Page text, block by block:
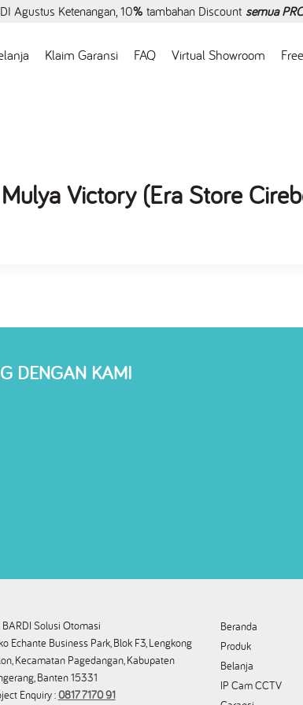
Agustus Ketenangan, 10% tambahan Discount semua
Klaim Garansi FAQ Virtual Showroom
Victory (Era Store
DENGAN KAMI
BARDI Solusi Otomasi
Echante Business Park, Blok F3, Lengkong
Kecamatan Pagedangan, Kabupaten
Banten 15331
Enquiry :0817 7170 91
Beranda
Produk
Belanja
IP Cam CCTV